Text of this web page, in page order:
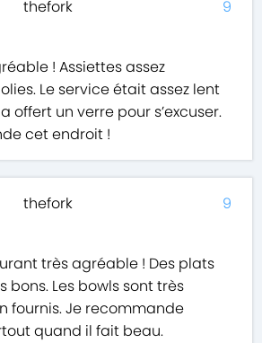
thefork
! Assiettes assez
Le service était assez lent
offert un verre pour s’excuser.
cet endroit !
9
thefork
très agréable ! Des plats
bons. Les bowls sont très
fournis. Je recommande
quand il fait beau.
9